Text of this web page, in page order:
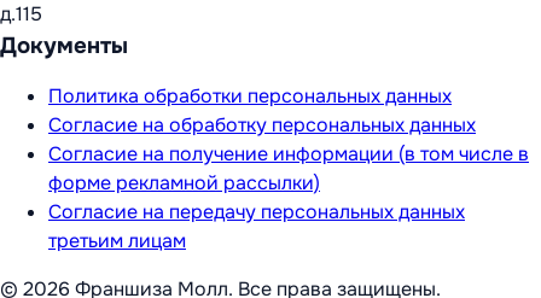
д.115
Документы
Политика обработки персональных данных
Согласие на обработку персональных данных
Согласие на получение информации (в том числе в
форме рекламной рассылки)
Согласие на передачу персональных данных
третьим лицам
© 2026 Франшиза Молл. Все права защищены.